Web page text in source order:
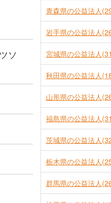
ソ
青森県の公益法人
岩手県の公益法人
宮城県の公益法人
秋田県の公益法人
山形県の公益法人
福島県の公益法人
茨城県の公益法人
栃木県の公益法人
群馬県の公益法人